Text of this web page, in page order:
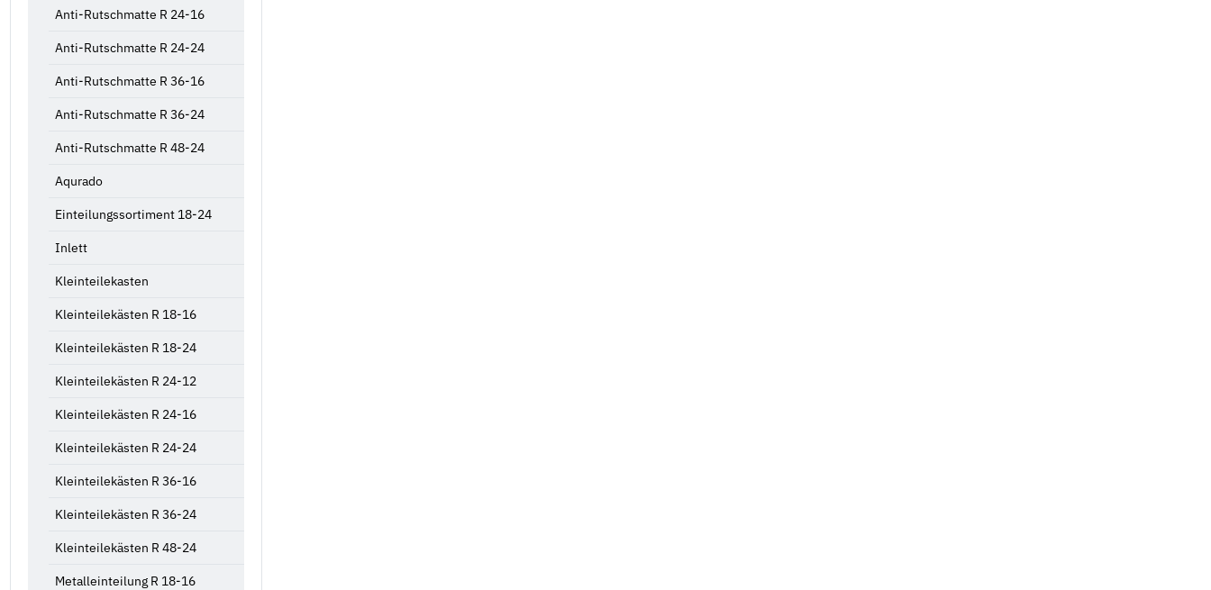
Anti-Rutschmatte R 24-16
Anti-Rutschmatte R 24-24
Anti-Rutschmatte R 36-16
Anti-Rutschmatte R 36-24
Anti-Rutschmatte R 48-24
Aqurado
Einteilungssortiment 18-24
Inlett
Kleinteilekasten
Kleinteilekästen R 18-16
Kleinteilekästen R 18-24
Kleinteilekästen R 24-12
Kleinteilekästen R 24-16
Kleinteilekästen R 24-24
Kleinteilekästen R 36-16
Kleinteilekästen R 36-24
Kleinteilekästen R 48-24
Metalleinteilung R 18-16